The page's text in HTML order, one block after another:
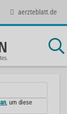
aerzteblatt.de
, um diese